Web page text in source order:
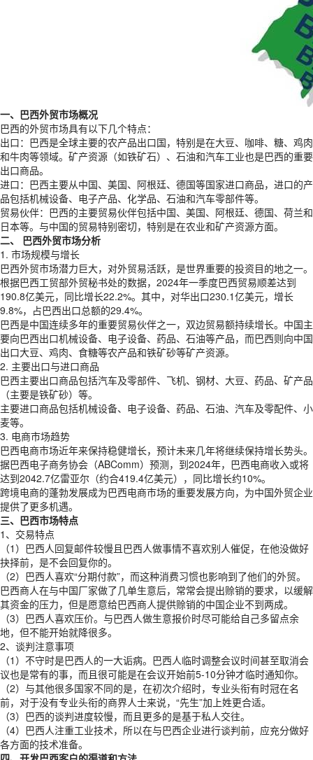
一、巴西外贸市场概况
巴西的外贸市场具有以下几个特点：
出口：巴西是全球主要的农产品出口国，特别是在大豆、咖啡、糖、鸡肉
和牛肉等领域。矿产资源（如铁矿石）、石油和汽车工业也是巴西的重要
出口商品。
进口：巴西主要从中国、美国、阿根廷、德国等国家进口商品，进口的产
品包括机械设备、电子产品、化学品、石油和汽车零部件等。
贸易伙伴：巴西的主要贸易伙伴包括中国、美国、阿根廷、德国、荷兰和
日本等。与中国的贸易特别密切，特别是在农业和矿产资源方面。
二、 巴西外贸市场分析
1. 市场规模与增长
巴西外贸市场潜力巨大，对外贸易活跃，是世界重要的投资目的地之一。
根据巴西工贸部外贸秘书处的数据，2024年一季度巴西贸易顺差达到
190.8亿美元，同比增长22.2%。其中，对华出口230.1亿美元，增长
9.8%，占巴西出口总额的29.4%。
巴西是中国连续多年的重要贸易伙伴之一，双边贸易额持续增长。中国主
要向巴西出口机械设备、电子设备、药品、石油等产品，而巴西则向中国
出口大豆、鸡肉、食糖等农产品和铁矿砂等矿产资源。
2. 主要出口与进口商品
巴西主要出口商品包括汽车及零部件、飞机、钢材、大豆、药品、矿产品
（主要是铁矿砂）等。
主要进口商品包括机械设备、电子设备、药品、石油、汽车及零配件、小
麦等。
3. 电商市场趋势
巴西电商市场近年来保持稳健增长，预计未来几年将继续保持增长势头。
据巴西电子商务协会（ABComm）预测，到2024年，巴西电商收入或将
达到2042.7亿雷亚尔（约合419.4亿美元），同比增长约10%。
跨境电商的蓬勃发展成为巴西电商市场的重要发展方向，为中国外贸企业
提供了更多机遇。
三、巴西市场特点
1、交易特点
（1）巴西人回复邮件较慢且巴西人做事情不喜欢别人催促，在他没做好
抉择前，是不会回复你的。
（2）巴西人喜欢“分期付款”，而这种消费习惯也影响到了他们的外贸。
巴西商人在与中国厂家做了几单生意后，常常会提出赊销的要求，以缓解
其资金的压力，但是愿意给巴西商人提供赊销的中国企业不到两成。
（3）巴西人喜欢压价。与巴西人做生意报价时尽可能给自己多留点余
地，但不能开始就降很多。
2、谈判注意事项
（1）不守时是巴西人的一大诟病。巴西人临时调整会议时间甚至取消会
议也是常有的事，而且很可能是在会议开始前5-10分钟才临时通知你。
（2）与其他很多国家不同的是，在初次介绍时，专业头衔有时冠在名
前，对于没有专业头衔的商界人士来说，“先生”加上姓更合适。
（3）巴西的谈判进度较慢，而且更多的是基于私人交往。
（4）巴西人注重工业技术，所以在与巴西企业进行谈判前，应充分做好
各方面的技术准备。